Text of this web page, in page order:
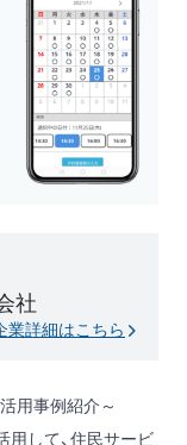
社
業詳細はこちら
用事例紹介～
用して、住民サービ